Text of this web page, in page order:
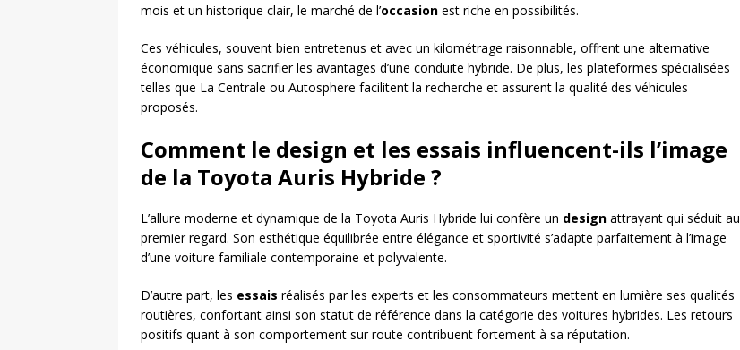
mois et un historique clair, le marché de l’occasion est riche en possibilités.
Ces véhicules, souvent bien entretenus et avec un kilométrage raisonnable, offrent une alternative
économique sans sacrifier les avantages d’une conduite hybride. De plus, les plateformes spécialisées
telles que La Centrale ou Autosphere facilitent la recherche et assurent la qualité des véhicules
proposés.
Comment le design et les essais influencent-ils l’image
de la Toyota Auris Hybride ?
L’allure moderne et dynamique de la Toyota Auris Hybride lui confère un design attrayant qui séduit au
premier regard. Son esthétique équilibrée entre élégance et sportivité s’adapte parfaitement à l’image
d’une voiture familiale contemporaine et polyvalente.
D’autre part, les essais réalisés par les experts et les consommateurs mettent en lumière ses qualités
routières, confortant ainsi son statut de référence dans la catégorie des voitures hybrides. Les retours
positifs quant à son comportement sur route contribuent fortement à sa réputation.